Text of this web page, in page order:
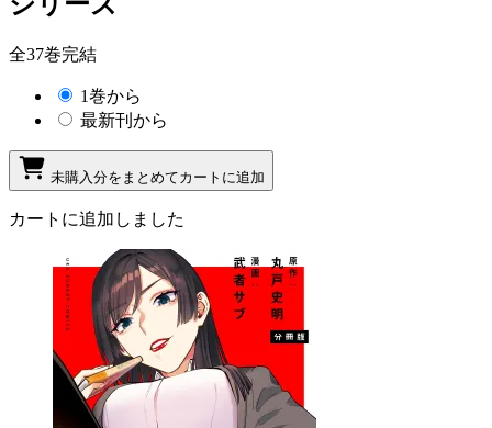
全37巻完結
1巻から
最新刊から
未購入分をまとめてカートに追加
カートに追加しました